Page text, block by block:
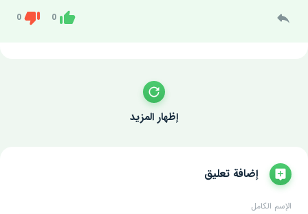
0
0
Dislike
إظهار المزيد
إضافة تعليق
الإسم الكامل